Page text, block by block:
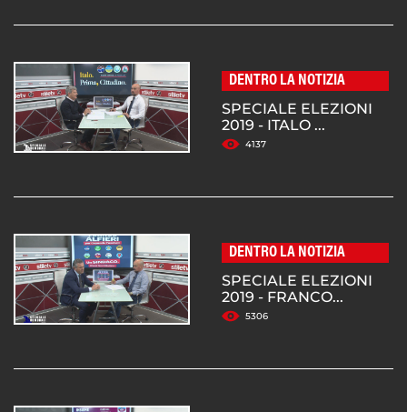
DENTRO LA NOTIZIA
SPECIALE ELEZIONI
2019 - ITALO ...
4137
DENTRO LA NOTIZIA
SPECIALE ELEZIONI
2019 - FRANCO...
5306